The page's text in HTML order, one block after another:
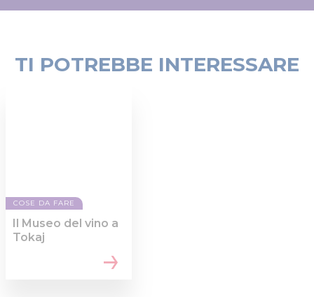
TI POTREBBE INTERESSARE
COSE DA FARE
Il Museo del vino a
Tokaj